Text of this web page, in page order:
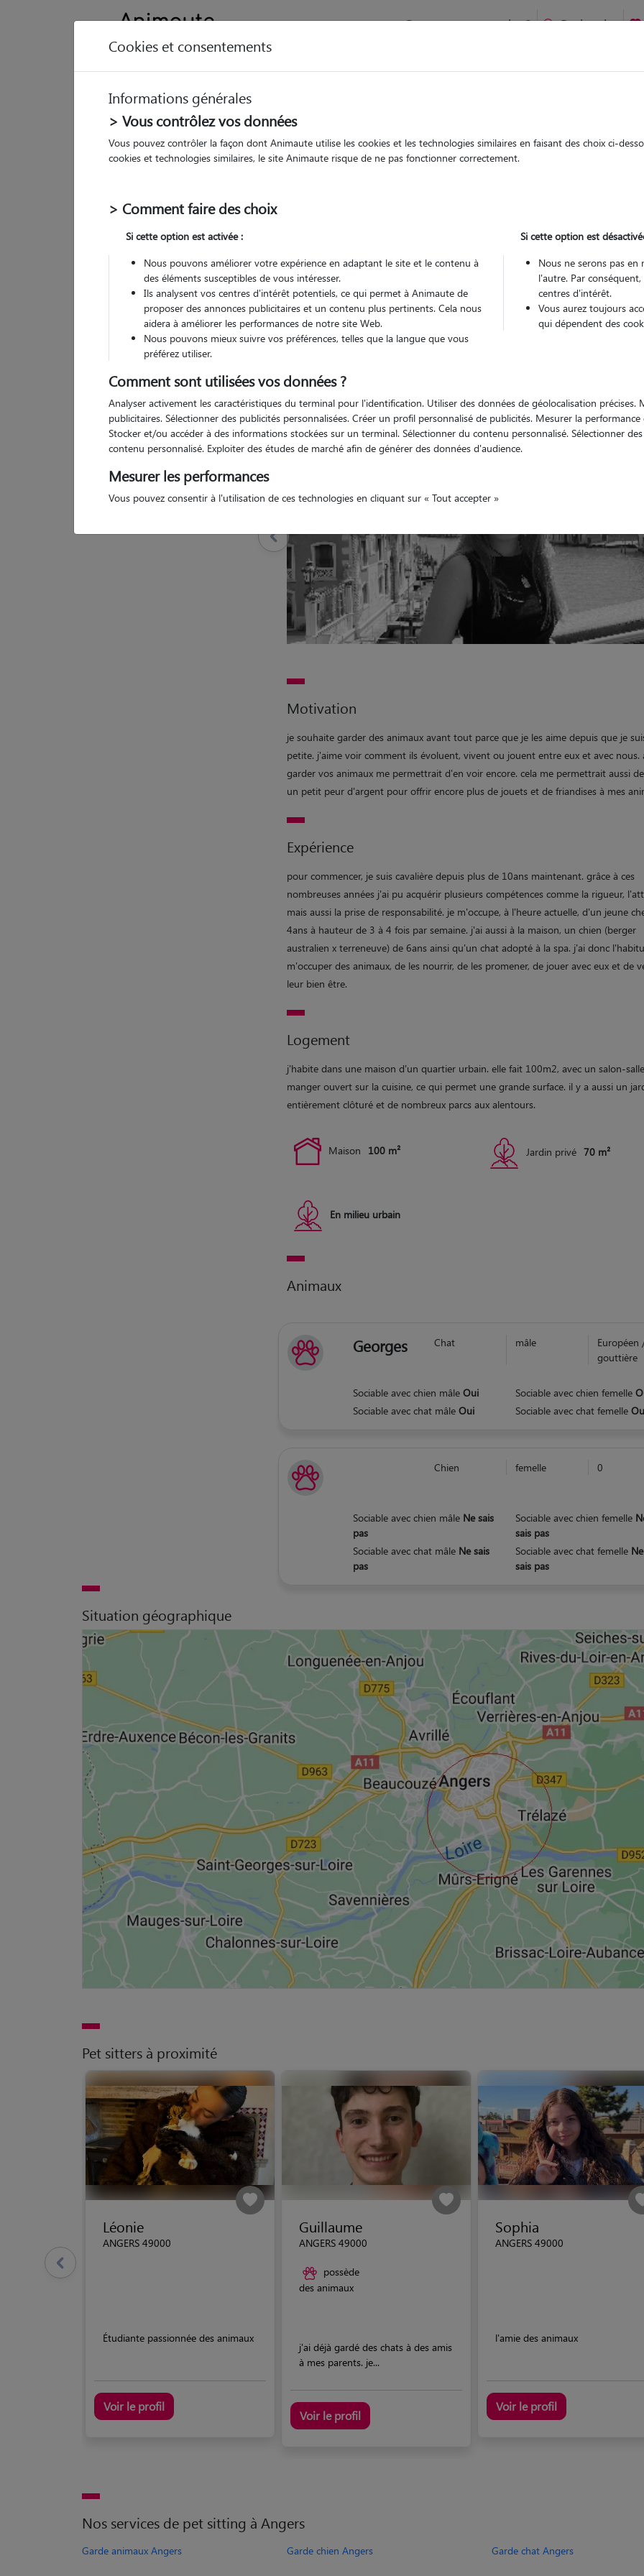
Comment ça marche ? Recherche
Philomène
chez le Pet Sitter
2 animaux
Motivation
je souhaite garder des animaux avant tout parce que je les aime depuis que je
petite. j'aime voir comment ils évoluent, vivent ou jouent entre eux et avec nous.
garder vos animaux me permettrait d'en voir encore. cela me permettrait aussi
un petit peur d'argent pour offrir encore plus de jouets et de friandises à mes
Expérience
pour commencer, je suis cavalière depuis plus de 10ans maintenant. grâce à ces
nombreuses années j'ai pu acquérir plusieurs compétences comme la rigueur,
mais aussi la prise de responsabilité. je m'occupe, à l'heure actuelle, d'un jeune
4ans à hauteur de 3 à 4 fois par semaine. j'ai aussi à la maison, un chien (berger
australien x terreneuve) de 6ans ainsi qu'un chat adopté à la spa. j'ai donc
m'occuper des animaux, de les nourrir, de les promener, de jouer avec eux et de
leur bien être.
Logement
j'habite dans une maison d'un quartier urbain. elle fait 100m2, avec un salon-
manger ouvert sur la cuisine, ce qui permet une grande surface. il y a aussi un
entièrement clôturé et de nombreux parcs aux alentours.
Maison 100 m² Jardin privé 70 m²
En milieu urbain
Animaux
Georges Chat mâle
Européen
gouttière
Sociable avec chien mâle Oui Sociable avec chien femelle
Sociable avec chat mâle Oui Sociable avec chat femelle
Chien femelle 0
Sociable avec chien mâle Ne sais
pas
Sociable avec chien femelle
sais pas
Sociable avec chat mâle Ne sais
pas
Sociable avec chat femelle Ne
sais pas
Situation géographique
Pet sitters à proximité
Léonie
ANGERS 49000
Étudiante passionnée des animaux
Voir le profil
Guillaume
ANGERS 49000
possède
des animaux
j'ai déjà gardé des chats à des amis
à mes parents. je...
Voir le profil
Sophia
ANGERS 49000
l'amie des animaux
Voir le profil
Nos services de pet sitting à Angers
Garde animaux Angers Garde chien Angers Garde chat Angers
Cookies et consentements
Informations générales
> Vous contrôlez vos données
Vous pouvez contrôler la façon dont Animaute utilise les cookies et les technologies similaires en faisant des choix ci-
cookies et technologies similaires, le site Animaute risque de ne pas fonctionner correctement.
> Comment faire des choix
Si cette option est activée :
Nous pouvons améliorer votre expérience en adaptant le site et le contenu à
des éléments susceptibles de vous intéresser.
Ils analysent vos centres d'intérêt potentiels, ce qui permet à Animaute de
proposer des annonces publicitaires et un contenu plus pertinents. Cela nous
aidera à améliorer les performances de notre site Web.
Nous pouvons mieux suivre vos préférences, telles que la langue que vous
préférez utiliser.
Si cette option est
Nous ne serons pas en
l'autre. Par
centres d'intérêt.
Vous aurez toujours
qui dépendent des
Comment sont utilisées vos données ?
Analyser activement les caractéristiques du terminal pour l'identification. Utiliser des données de géolocalisation précises.
publicitaires. Sélectionner des publicités personnalisées. Créer un profil personnalisé de publicités. Mesurer la
Stocker et/ou accéder à des informations stockées sur un terminal. Sélectionner du contenu personnalisé. Sélectionner
contenu personnalisé. Exploiter des études de marché afin de générer des données d'audience.
Mesurer les performances
Vous pouvez consentir à l'utilisation de ces technologies en cliquant sur « Tout accepter »